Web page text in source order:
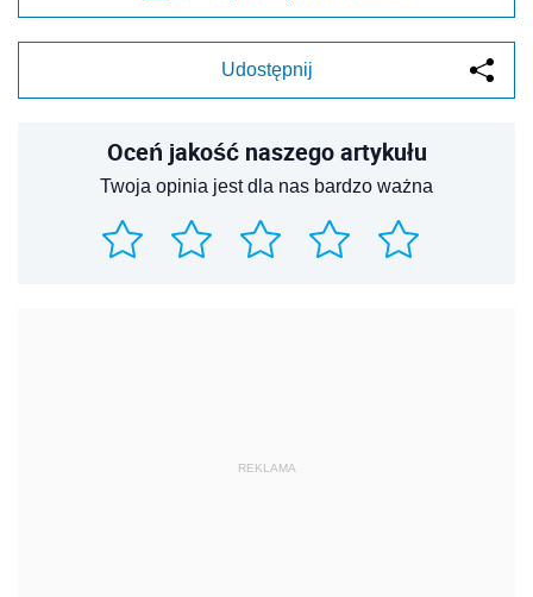
Udostępnij
Oceń jakość naszego artykułu
Twoja opinia jest dla nas bardzo ważna
REKLAMA